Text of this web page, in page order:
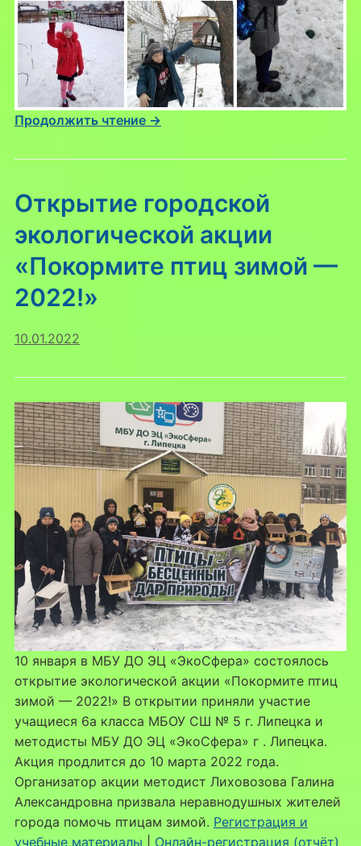
Продолжить чтение →
Открытие городской
экологической акции
«Покормите птиц зимой —
2022!»
10.01.2022
10 января в МБУ ДО ЭЦ «ЭкоСфера» состоялось
открытие экологической акции «Покормите птиц
зимой — 2022!» В открытии приняли участие
учащиеся 6а класса МБОУ СШ № 5 г. Липецка и
методисты МБУ ДО ЭЦ «ЭкоСфера» г . Липецка.
Акция продлится до 10 марта 2022 года.
Организатор акции методист Лиховозова Галина
Александровна призвала неравнодушных жителей
города помочь птицам зимой. Регистрация и
учебные материалы
Онлайн-регистрация (отчёт)